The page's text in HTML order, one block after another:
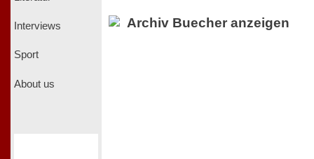
Interviews
Sport
About us
Archiv Buecher anzeigen